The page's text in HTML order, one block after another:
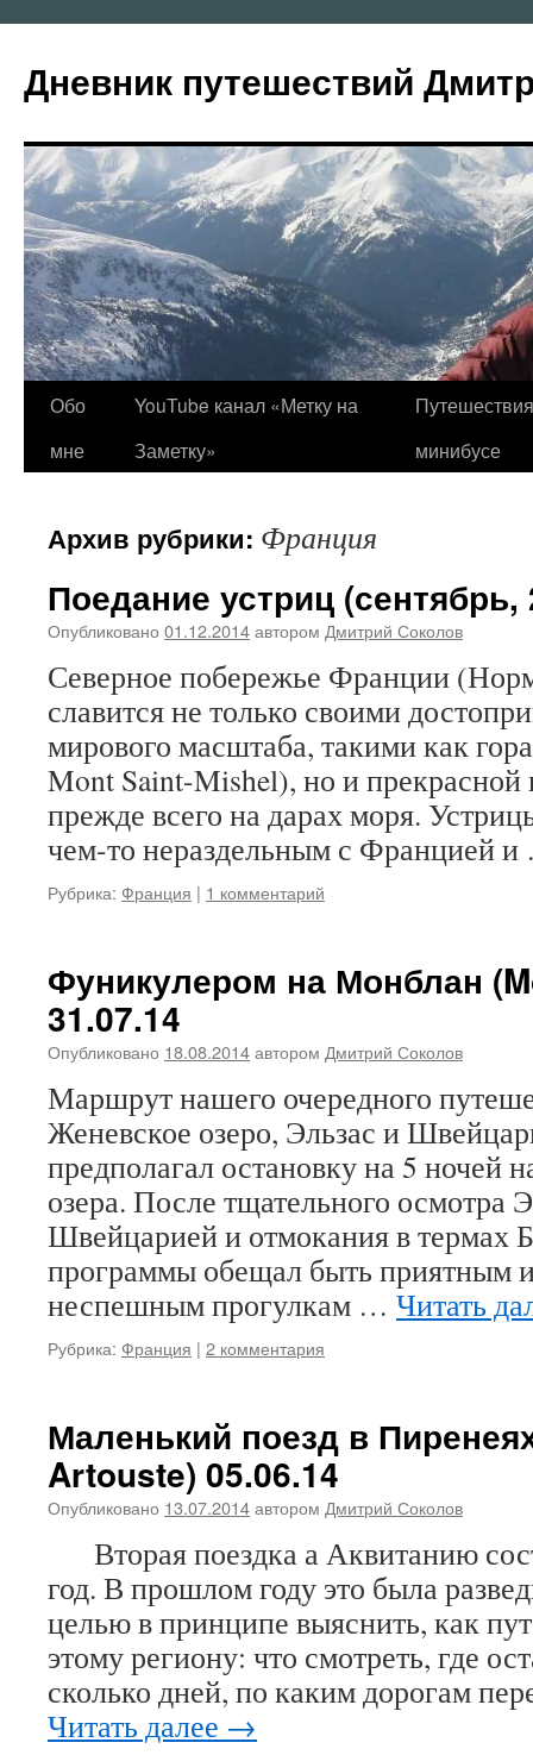
содержимому
Дневник путешествий
Обо
мне
YouTube канал «Метку на
Заметку»
минибусе
Архив рубрики: Франция
Поедание устриц (сентябрь,
Опубликовано 01.12.2014автором Дмитрий Соколов
Северное побережье Франции
славится не только своими
мирового масштаба, такими как
Mont Saint-Mishel), но и прекрасной
прежде всего на дарах моря.
чем-то нераздельным с Францией
Рубрика: Франция | 1 комментарий
Фуникулером на Монблан
31.07.14
Опубликовано 18.08.2014автором Дмитрий Соколов
Маршрут нашего очередного
Женевское озеро, Эльзас и
предполагал остановку на 5 ночей
озера. После тщательного осмотра
Швейцарией и отмокания в термах
программы обещал быть приятным
неспешным прогулкам … Читать
Рубрика: Франция | 2 комментария
Маленький поезд в
Artouste) 05.06.14
Опубликовано 13.07.2014автором Дмитрий Соколов
Вторая поездка а Аквитанию
год. В прошлом году это была
целью в принципе выяснить, как
этому региону: что смотреть, где
сколько дней, по каким дорогам
Читать далее →